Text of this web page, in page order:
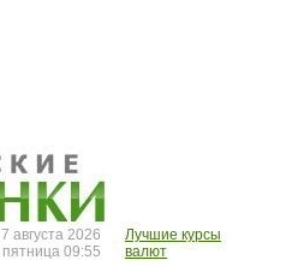
7 августа 2026
пятница 09:55
Лучшие курсы
валют